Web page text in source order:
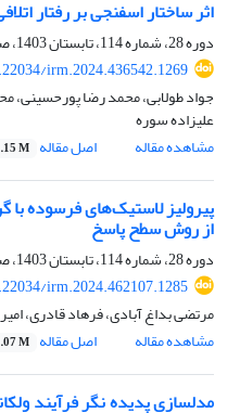
اثر ساختار اسفنجی بر رفتار
دوره 28، شماره 114، تابستان 1403، صفحه
irm.2024.436542.1269
جواد طولابی، محمد رضا پورحسینی،
علیزاده سوره
مشاهده مقاله
اصل مقاله M
پیرولیز لاستیک‌های فرسوده با
از روش سطح پاسخ
دوره 28، شماره 114، تابستان 1403، صفحه
irm.2024.462107.1285
مرتضی بداغ آبادی، فرهاد قادری،
مشاهده مقاله
اصل مقاله M
مدلسازی پدیده نگر فرآیند